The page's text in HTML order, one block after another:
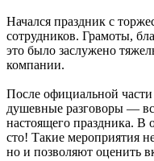
Начался праздник с
сотрудников. Грамоты,
это было заслужено
компании.
После официальной
душевные разговоры —
настоящего праздника. В
сто! Такие мероприятия
но и позволяют оценить